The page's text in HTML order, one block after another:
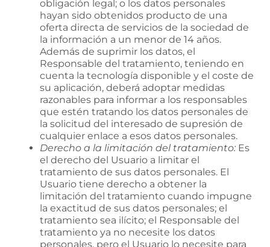
obligación legal; o los datos personales
hayan sido obtenidos producto de una
oferta directa de servicios de la sociedad de
la información a un menor de 14 años.
Además de suprimir los datos, el
Responsable del tratamiento, teniendo en
cuenta la tecnología disponible y el coste de
su aplicación, deberá adoptar medidas
razonables para informar a los responsables
que estén tratando los datos personales de
la solicitud del interesado de supresión de
cualquier enlace a esos datos personales.
Derecho a la limitación del tratamiento: Es
el derecho del Usuario a limitar el
tratamiento de sus datos personales. El
Usuario tiene derecho a obtener la
limitación del tratamiento cuando impugne
la exactitud de sus datos personales; el
tratamiento sea ilícito; el Responsable del
tratamiento ya no necesite los datos
personales, pero el Usuario lo necesite para